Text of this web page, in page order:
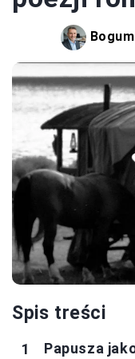
Spis treści
Papusza